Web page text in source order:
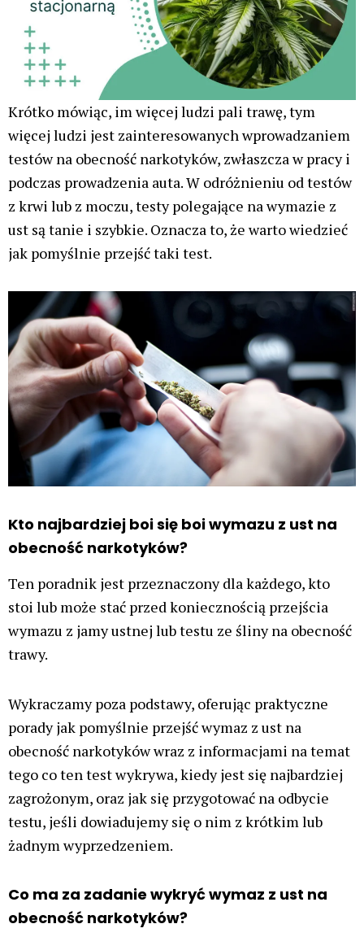
Krótko mówiąc, im więcej ludzi pali trawę, tym
więcej ludzi jest zainteresowanych wprowadzaniem
testów na obecność narkotyków, zwłaszcza w pracy i
podczas prowadzenia auta. W odróżnieniu od testów
z krwi lub z moczu, testy polegające na wymazie z
ust są tanie i szybkie. Oznacza to, że warto wiedzieć
jak pomyślnie przejść taki test.
Kto najbardziej boi się boi wymazu z ust na
obecność narkotyków?
Ten poradnik jest przeznaczony dla każdego, kto
stoi lub może stać przed koniecznością przejścia
wymazu z jamy ustnej lub testu ze śliny na obecność
trawy.
Wykraczamy poza podstawy, oferując praktyczne
porady jak pomyślnie przejść wymaz z ust na
obecność narkotyków wraz z informacjami na temat
tego co ten test wykrywa, kiedy jest się najbardziej
zagrożonym, oraz jak się przygotować na odbycie
testu, jeśli dowiadujemy się o nim z krótkim lub
żadnym wyprzedzeniem.
Co ma za zadanie wykryć wymaz z ust na
obecność narkotyków?